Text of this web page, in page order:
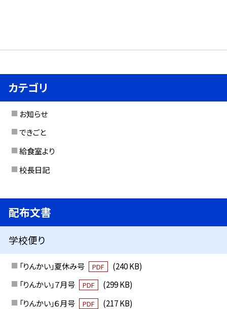
カテゴリ
お知らせ
できごと
給食室より
校長日記
配布文書
学校便り
「りんかい」夏休み号 PDF
(240 KB)
「りんかい」７月号
PDF
(299 KB)
「りんかい」６月号
PDF (217 KB)